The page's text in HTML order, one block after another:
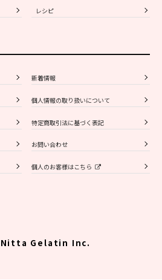
レシピ
新着情報
個人情報の取り扱いについて
特定商取引法に基づく表記
お問い合わせ
個人のお客様はこちら
Gelatin Inc.